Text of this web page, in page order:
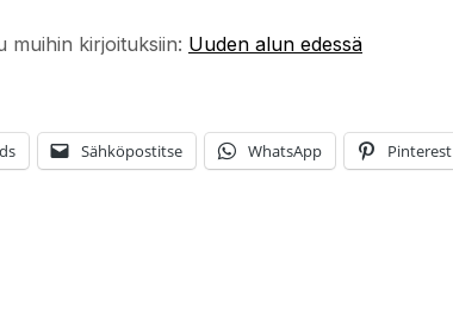
muihin kirjoituksiin: Uuden alun edessä
Sähköpostitse WhatsApp Pinterest